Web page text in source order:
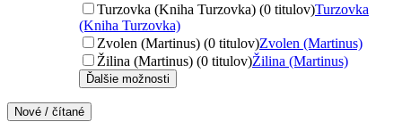
Turzovka (Kniha Turzovka) (0 titulov)Turzovka
(Kniha Turzovka)
Zvolen (Martinus) (0 titulov)Zvolen (Martinus)
Žilina (Martinus) (0 titulov)Žilina (Martinus)
Ďalšie možnosti
Nové / čítané